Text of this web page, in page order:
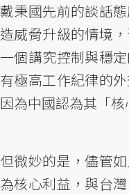
戴秉國先前的談話
造威脅升級的情境
一個講究控制與穩
有極高工作紀律的
因為中國認為其「
但微妙的是，儘管
為核心利益，與台